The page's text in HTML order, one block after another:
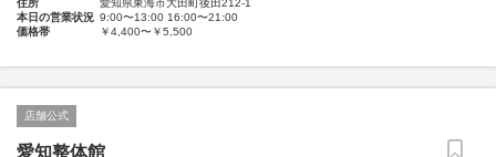
住所
愛知県東海市大田町後田212-1
本日の営業状況 9:00〜13:00 16:00〜21:00
価格帯
￥4,400〜￥5,500
店舗公式
愛知整体館